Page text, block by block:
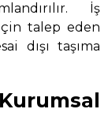
İş
talep eden
dışı taşıma